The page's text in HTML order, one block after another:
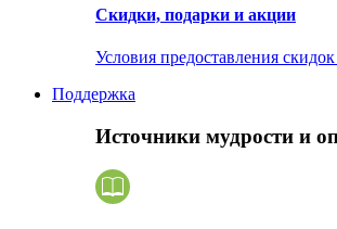
Скидки, подарки и акции
Условия предоставления
Поддержка
Источники мудрости и